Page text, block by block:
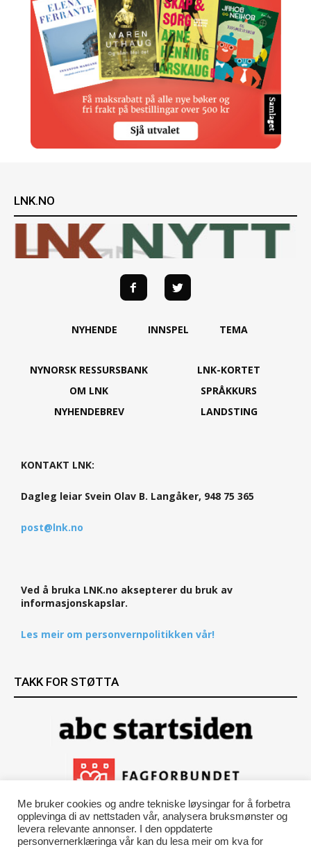
LNK.NO
NYHENDE INNSPEL TEMA
NYNORSK RESSURSBANK
OM LNK
NYHENDEBREV
LNK-KORTET
SPRÅKKURS
LANDSTING
KONTAKT LNK:
Dagleg leiar Svein Olav B. Langåker, 948 75 365
post@lnk.no
Ved å bruka LNK.no aksepterer du bruk av
informasjonskapslar.
Les meir om personvernpolitikken vår!
TAKK FOR STØTTA
Me bruker cookies og andre tekniske løysingar for å forbetra
opplevinga di av nettstaden vår, analysera bruksmønster og
levera relevante annonser. I den oppdaterte
personvernerklæringa vår kan du lesa meir om kva for